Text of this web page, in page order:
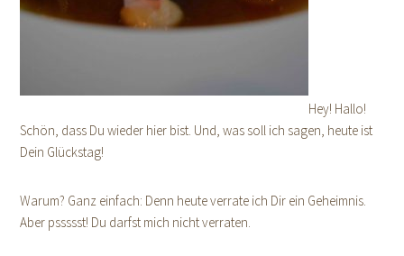
Hey! Hallo!
Schön, dass Du wieder hier bist. Und, was soll ich sagen, heute ist
Dein Glückstag!
Warum? Ganz einfach: Denn heute verrate ich Dir ein Geheimnis.
Aber pssssst! Du darfst mich nicht verraten.